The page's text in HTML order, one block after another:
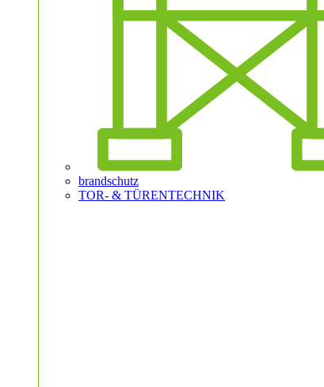
brandschutz
TOR- & TÜRENTECHNIK